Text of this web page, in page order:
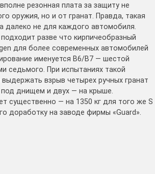
резонная плата за защиту не
оружия, но и от гранат. Правда, такая
далеко не для каждого автомобиля.
разве что кирпичеобразный
для более современных автомобилей
именуется В6/В7 — шестой
седьмого. При испытаниях такой
взрыв четырех ручных гранат
днищем и двух — на крыше.
существенно — на 1350 кг для того же S
доработку на заводе фирмы «Guard».